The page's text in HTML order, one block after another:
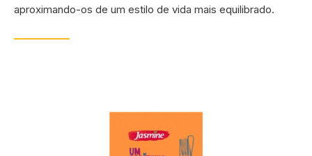
aproximando-os de um estilo de vida mais equilibrado.